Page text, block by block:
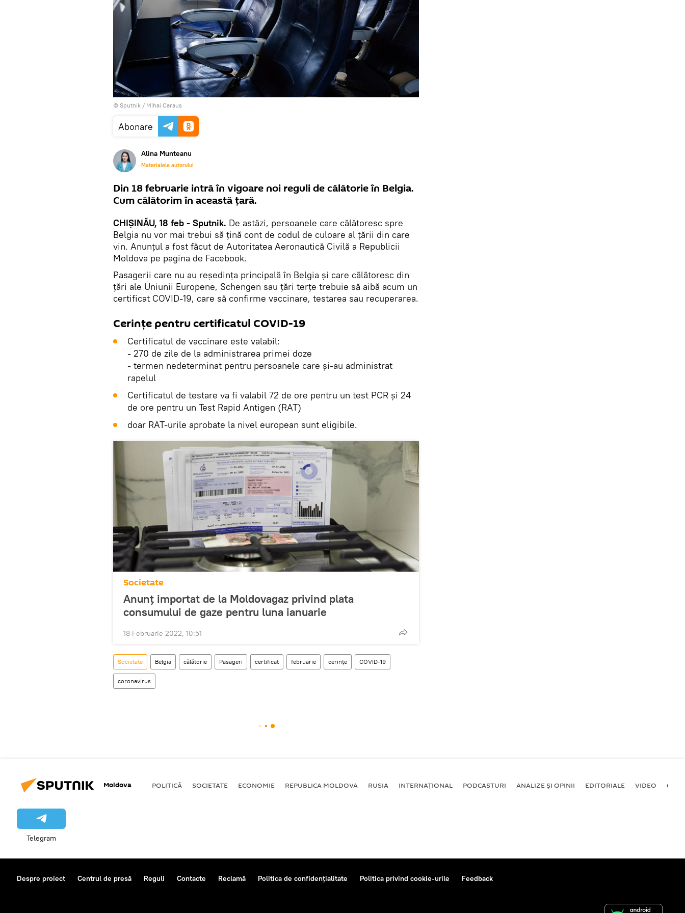
© Sputnik / Mihai Caraus
Abonare
Alina Munteanu
Materialele autorului
Din 18 februarie intră în vigoare noi reguli de călătorie în Belgia.
Cum călătorim în această țară.
CHIȘINĂU, 18 feb - Sputnik. De astăzi, persoanele care călătoresc spre
Belgia nu vor mai trebui să țină cont de codul de culoare al țării din care
vin. Anunțul a fost făcut de Autoritatea Aeronautică Civilă a Republicii
Moldova pe pagina de Facebook.
Pasagerii care nu au reședința principală în Belgia și care călătoresc din
țări ale Uniunii Europene, Schengen sau țări terțe trebuie să aibă acum un
certificat COVID-19, care să confirme vaccinare, testarea sau recuperarea.
Cerințe pentru certificatul COVID-19
Certificatul de vaccinare este valabil:
- 270 de zile de la administrarea primei doze
- termen nedeterminat pentru persoanele care și-au administrat
rapelul
Certificatul de testare va fi valabil 72 de ore pentru un test PCR și 24
de ore pentru un Test Rapid Antigen (RAT)
doar RAT-urile aprobate la nivel european sunt eligibile.
Societate
Anunț importat de la Moldovagaz privind plata
consumului de gaze pentru luna ianuarie
18 Februarie 2022, 10:51
Societate Belgia călătorie Pasageri certificat februarie cerințe COVID-19
coronavirus
Moldova POLITICĂ SOCIETATE ECONOMIE REPUBLICA MOLDOVA RUSIA INTERNAȚIONAL PODCASTURI ANALIZE ȘI OPINII EDITORIALE VIDEO
Telegram
Despre proiect Centrul de presă Reguli Contacte Reclamă Politica de confidențialitate Politica privind cookie-urile Feedback